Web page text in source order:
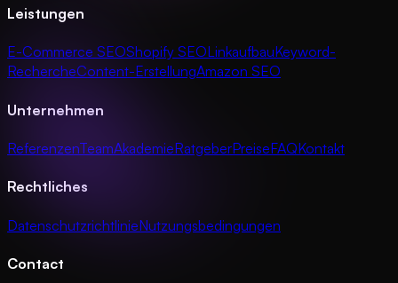
Leistungen
E-Commerce SEOShopify SEOLinkaufbauKeyword-
RechercheContent-ErstellungAmazon SEO
Unternehmen
ReferenzenTeamAkademieRatgeberPreiseFAQKontakt
Rechtliches
DatenschutzrichtlinieNutzungsbedingungen
Contact